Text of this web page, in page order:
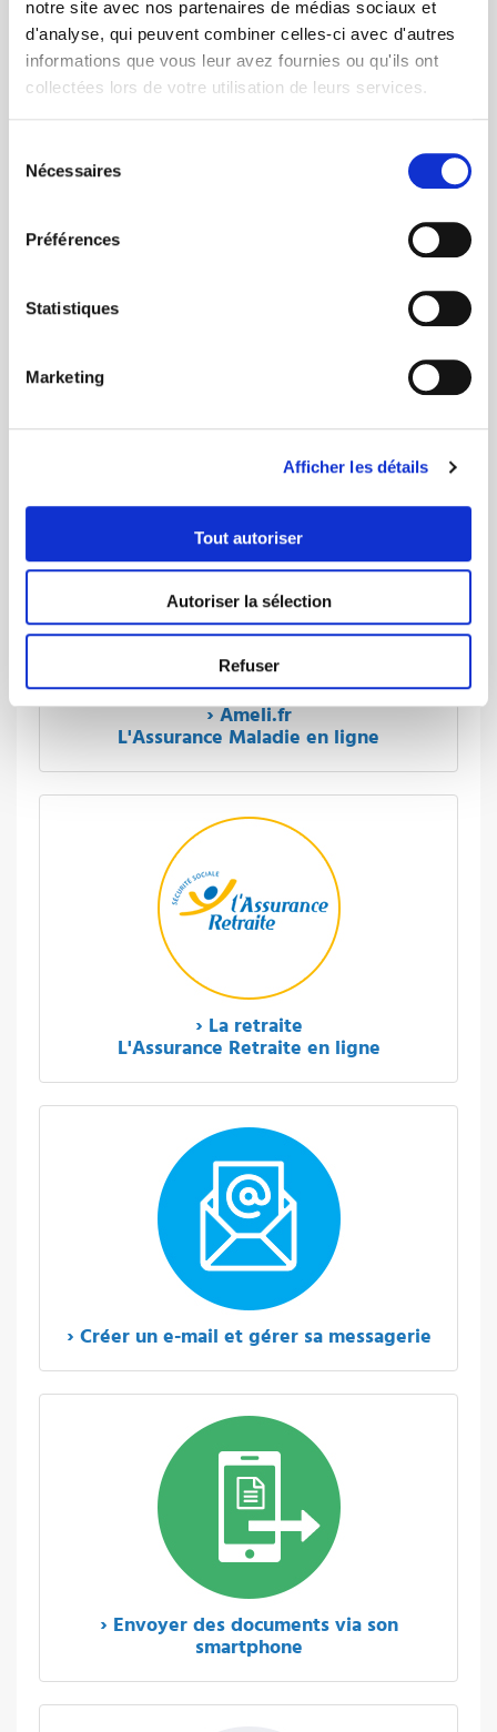
notre site avec nos partenaires de médias sociaux et
d'analyse, qui peuvent combiner celles-ci avec d'autres
informations que vous leur avez fournies ou qu'ils ont
collectées lors de votre utilisation de leurs services.
Nécessaires
Préférences
Statistiques
Marketing
Afficher les détails
Tout autoriser
Autoriser la sélection
Refuser
› Doctolib
› Ameli.fr
L'Assurance Maladie en ligne
› La retraite
L'Assurance Retraite en ligne
› Créer un e-mail et gérer sa messagerie
› Envoyer des documents via son
smartphone